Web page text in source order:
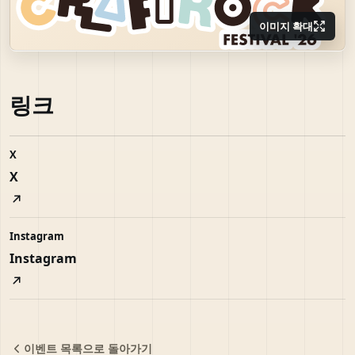
이미지 확대
링크
X
X
Instagram
Instagram
이벤트 목록으로 돌아가기